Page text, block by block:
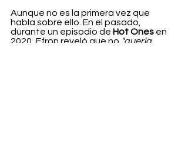
Aunque no es la primera vez que
habla sobre ello. En el pasado,
durante un episodio de Hot Ones en
2020, Efron reveló que no "quería